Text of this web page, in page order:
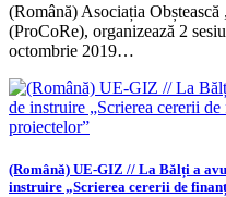
(Română) Asociația
(ProCoRe), organizează 2
octombrie 2019…
(Română) UE-GIZ // La Bălți a
instruire „Scrierea cererii de